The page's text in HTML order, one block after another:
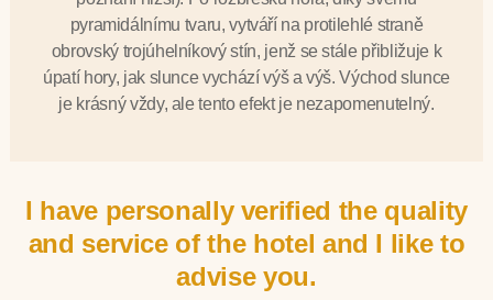
pyramidálnímu tvaru, vytváří na protilehlé straně
obrovský trojúhelníkový stín, jenž se stále přibližuje k
úpatí hory, jak slunce vychází výš a výš. Východ slunce
je krásný vždy, ale tento efekt je nezapomenutelný.
I have personally verified the quality
and service of the hotel and I like to
advise you.